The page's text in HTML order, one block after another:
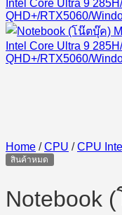
Home / CPU / CPU Intel
สินค้าหมด
Notebook